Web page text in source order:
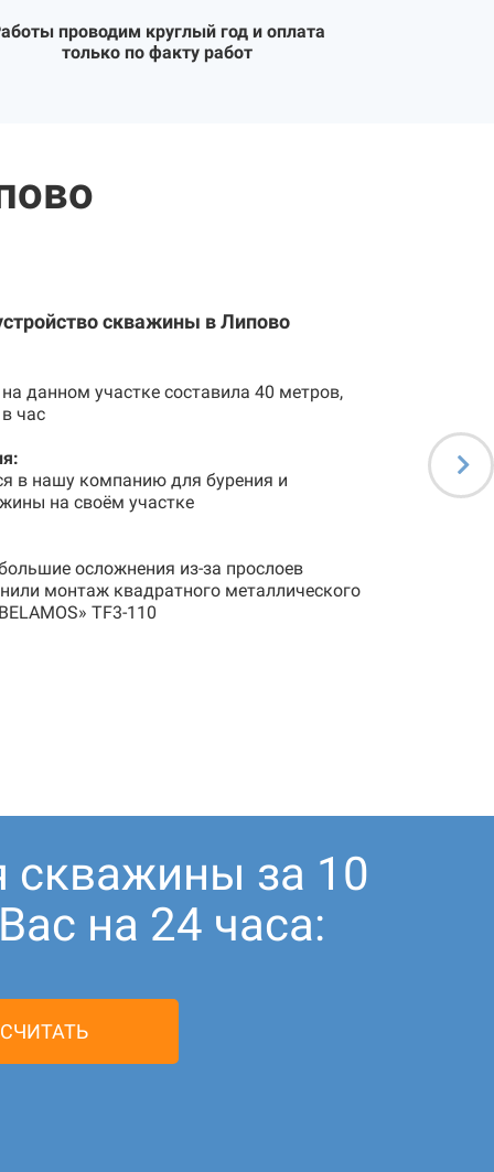
проводим круглый год и оплата
только по факту работ
скважины в Липово
данном участке составила 40 метров,
час
в нашу компанию для бурения и
на своём участке
осложнения из-за прослоев
монтаж квадратного металлического
TF3-110
скважины за 10
на 24 часа: